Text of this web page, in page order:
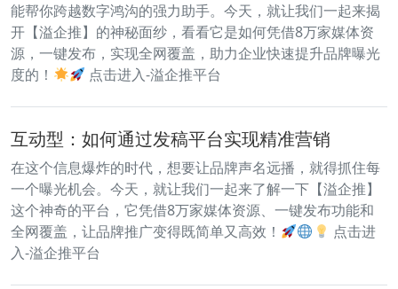
能帮你跨越数字鸿沟的强力助手。今天，就让我们一起来揭
开【溢企推】的神秘面纱，看看它是如何凭借8万家媒体资
源，一键发布，实现全网覆盖，助力企业快速提升品牌曝光
度的！
点击进入-溢企推平台
互动型：如何通过发稿平台实现精准营销
在这个信息爆炸的时代，想要让品牌声名远播，就得抓住每
一个曝光机会。今天，就让我们一起来了解一下【溢企推】
这个神奇的平台，它凭借8万家媒体资源、一键发布功能和
全网覆盖，让品牌推广变得既简单又高效！
点击进
入-溢企推平台